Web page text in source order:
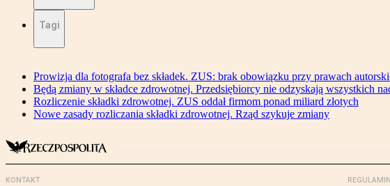
Tagi
Prowizja dla fotografa bez składek. ZUS: brak obowiązku przy prawach
Będą zmiany w składce zdrowotnej. Przedsiębiorcy nie odzyskają wszystkich
Rozliczenie składki zdrowotnej. ZUS oddał firmom ponad miliard złotych
Nowe zasady rozliczania składki zdrowotnej. Rząd szykuje zmiany
KONTAKT REGULAMIN